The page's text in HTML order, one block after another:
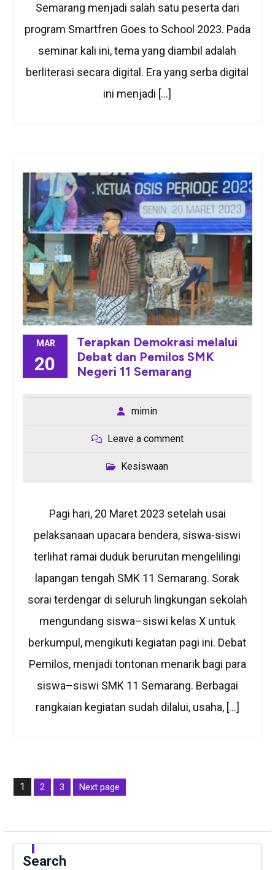
Semarang menjadi salah satu peserta dari
program Smartfren Goes to School 2023. Pada
seminar kali ini, tema yang diambil adalah
berliterasi secara digital. Era yang serba digital
ini menjadi […]
MAR
20
Terapkan Demokrasi melalui
Debat dan Pemilos SMK
Negeri 11 Semarang
mimin
Leave a comment
Kesiswaan
Pagi hari, 20 Maret 2023 setelah usai
pelaksanaan upacara bendera, siswa-siswi
terlihat ramai duduk berurutan mengelilingi
lapangan tengah SMK 11 Semarang. Sorak
sorai terdengar di seluruh lingkungan sekolah
mengundang siswa–siswi kelas X untuk
berkumpul, mengikuti kegiatan pagi ini. Debat
Pemilos, menjadi tontonan menarik bagi para
siswa–siswi SMK 11 Semarang. Berbagai
rangkaian kegiatan sudah dilalui, usaha, […]
Posts
pagination
Page
1 Page
2 Page
3 Next page
Search